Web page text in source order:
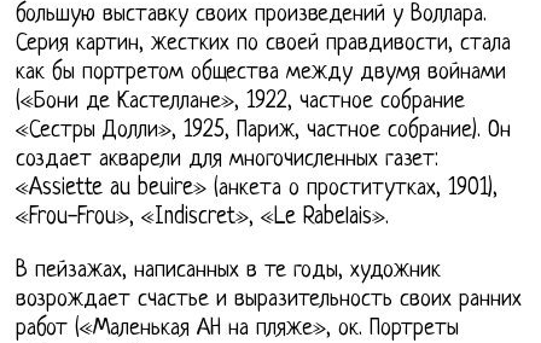
большую выставку своих произведений у Воллара.
Серия картин, жестких по своей правдивости, стала
как бы портретом общества между двумя войнами
(«Бони де Кастеллане», 1922, частное собрание
«Сестры Долли», 1925, Париж, частное собрание). Он
создает акварели для многочисленных газет:
«Assiette au beuire» (анкета о проститутках, 1901),
«Frou-Frou», «Indiscret», «Le Rabelais».
В пейзажах, написанных в те годы, художник
возрождает счастье и выразительность своих ранних
работ («Маленькая АН на пляже», ок. Портреты